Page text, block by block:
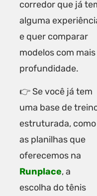
corredor que já
alguma
e quer comparar
modelos com mais
profundidade.
👉 Se você já tem
uma base de
estruturada, como
as planilhas que
oferecemos na
Runplace, a
escolha do tênis